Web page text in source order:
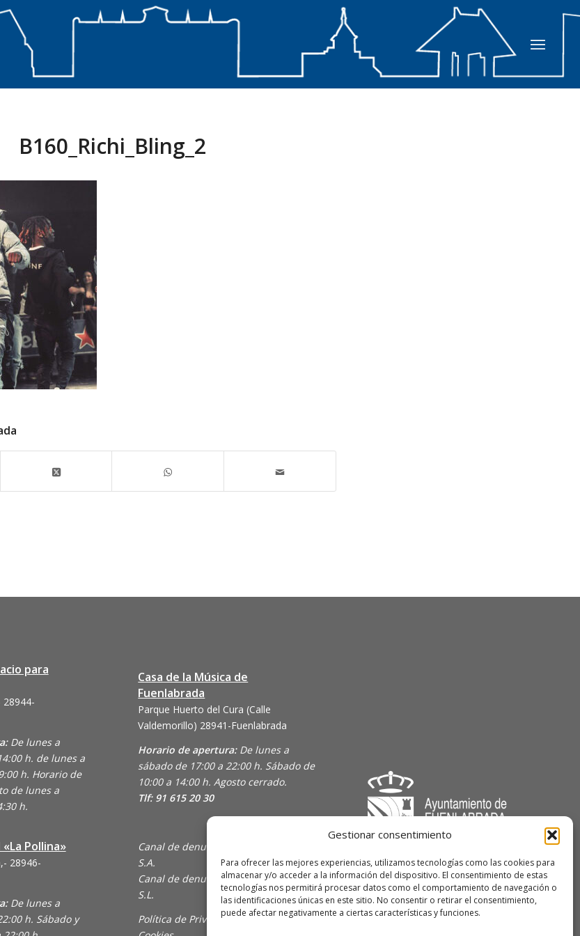
Gestionar consentimiento
Para ofrecer las mejores experiencias, utilizamos tecnologías como las cookies para
almacenar y/o acceder a la información del dispositivo. El consentimiento de estas
tecnologías nos permitirá procesar datos como el comportamiento de navegación o
las identificaciones únicas en este sitio. No consentir o retirar el consentimiento,
puede afectar negativamente a ciertas características y funciones.
B160_Richi_Bling_2
para
28944-
De lunes a
h. de lunes a
h. Horario de
de lunes a
h.
Pollina»
28946-
De lunes a
h. Sábado y
Casa de la Música de
Fuenlabrada
Parque Huerto del Cura (Calle
Valdemorillo) 28941-Fuenlabrada
Horario de apertura: De lunes a
sábado de 17:00 a 22:00 h. Sábado de
10:00 a 14:00 h. Agosto cerrado.
Tlf: 91 615 20 30
Canal de denuncias de Animajoven
S.A.
Canal de denuncias de En Clave Joven
S.L.
Política de Privacidad y Uso de